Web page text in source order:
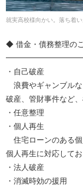
就実高校様向かい。落ち着い
◆ 借金・債務整理の
・自己破産
浪費やギャンブルな
破産、管財事件など
・任意整理
・個人再生
住宅ローンのある個
個人再生に対応してお
・法人破産
・消滅時効の援用